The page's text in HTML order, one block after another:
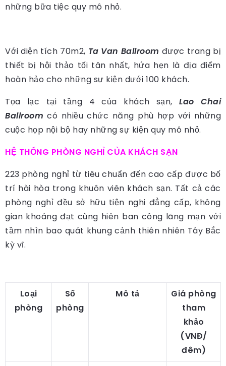
những bữa tiệc quy mô nhỏ.
Với diện tích 70m2, Ta Van Ballroom được trang bị
thiết bị hội thảo tối tân nhất, hứa hẹn là địa điểm
hoàn hảo cho những sự kiện dưới 100 khách.
Tọa lạc tại tầng 4 của khách sạn,Lao Chai
Ballroomcó nhiều chức năng phù hợp với những
cuộc họp nội bộ hay những sự kiện quy mô nhỏ.
HỆ THỐNG PHÒNG NGHỈ CỦA KHÁCH SẠN
223 phòng nghỉ từ tiêu chuẩn đến cao cấp được bố
trí hài hòa trong khuôn viên khách sạn. Tất cả các
phòng nghỉ đều sở hữu tiện nghi đẳng cấp, không
gian khoáng đạt cùng hiên ban công lãng mạn với
tầm nhìn bao quát khung cảnh thiên nhiên Tây Bắc
kỳ vĩ.
Loại
phòng
Số
phòng
Mô tả
Giá phòng
tham
khảo
(VNĐ/
đêm)